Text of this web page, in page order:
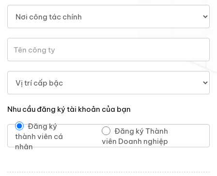
Nhu cầu đăng ký tài khoản của bạn
Đăng ký
thành viên cá
nhân
Đăng ký Thành
viên Doanh nghiệp